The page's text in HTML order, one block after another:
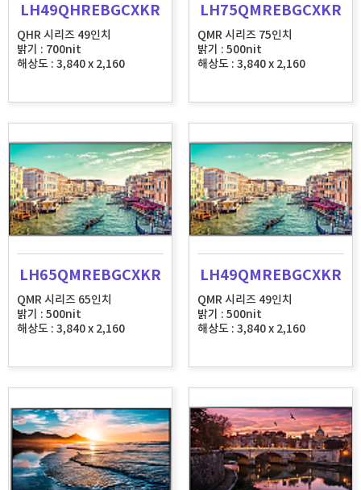
LH49QHREBGCXKR
QHR 시리즈 49인치
밝기 : 700nit
해상도 : 3,840 x 2,160
LH75QMREBGCXKR
QMR 시리즈 75인치
밝기 : 500nit
해상도 : 3,840 x 2,160
LH65QMREBGCXKR
QMR 시리즈 65인치
밝기 : 500nit
해상도 : 3,840 x 2,160
LH49QMREBGCXKR
QMR 시리즈 49인치
밝기 : 500nit
해상도 : 3,840 x 2,160